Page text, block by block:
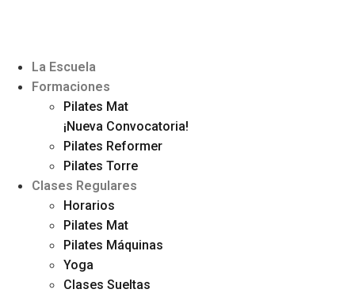
La Escuela
Formaciones
Pilates Mat
¡Nueva Convocatoria!
Pilates Reformer
Pilates Torre
Clases Regulares
Horarios
Pilates Mat
Pilates Máquinas
Yoga
Clases Sueltas